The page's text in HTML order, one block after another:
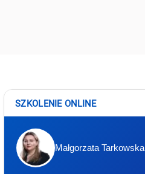
SZKOLENIE ONLINE
Małgorzata Tarkowska